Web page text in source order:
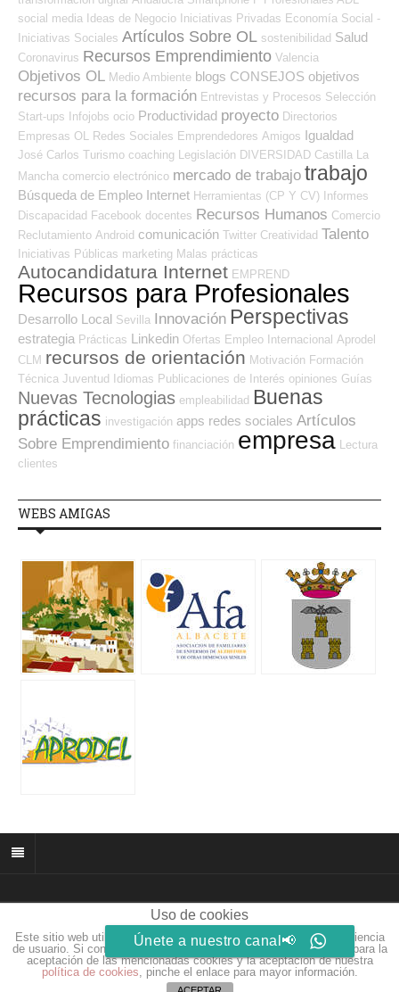
social media Ideas de Negocio Iniciativas Privadas Economía Social -
Iniciativas Sociales Artículos Sobre OL sostenibilidad Salud
Coronavirus Recursos Emprendimiento Valencia
Objetivos OL Medio Ambiente blogs CONSEJOS objetivos
recursos para la formación Entrevistas y Procesos Selección
Start-ups Infojobs ocio Productividad proyecto Directorios
Empresas OL
Redes Sociales Emprendedores Amigos Igualdad
José Carlos Turismo coaching Legislación DIVERSIDAD Castilla La
Mancha comercio electrónico mercado de trabajo trabajo
Búsqueda de Empleo Internet Herramientas (CP Y CV) Informes
Discapacidad Facebook docentes Recursos Humanos Comercio
Reclutamiento Android comunicación Twitter Creatividad Talento
Iniciativas Públicas marketing Malas prácticas
Autocandidatura Internet EMPREND
Recursos para Profesionales
Desarrollo Local Sevilla Innovación Perspectivas
estrategia Prácticas Linkedin Ofertas Empleo Internacional Aprodel
CLM recursos de orientación Motivación Formación
Técnica Juventud Idiomas Publicaciones de Interés opiniones Guías
Nuevas Tecnologias empleabilidad Buenas
prácticas investigación apps redes sociales Artículos
Sobre Emprendimiento financiación empresa Lectura
clientes
WEBS AMIGAS
© 2026 muñozparreño.es | Creative commons.
Web byEidosdesarrolloweb.com
Uso de cookies
Este sitio web utiliza cookies para que usted tenga la mejor experiencia
de usuario. Si continúa navegando está dando su consentimiento para la
aceptación de las mencionadas cookies y la aceptación de nuestra
política de cookies, pinche el enlace para mayor información.
Únete a nuestro canal📢